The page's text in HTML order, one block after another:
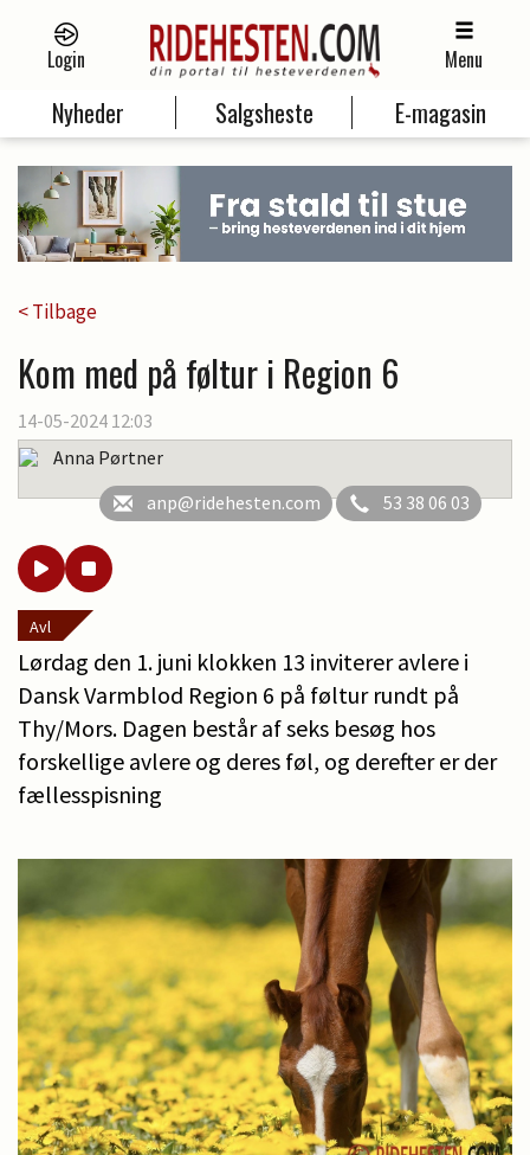
Login Menu
Nyheder Salgsheste E-magasin
< Tilbage
Kom med på føltur i Region 6
14-05-2024 12:03
Anna Pørtner
anp@ridehesten.com
53 38 06 03
Avl
Lørdag den 1. juni klokken 13 inviterer avlere i
Dansk Varmblod Region 6 på føltur rundt på
Thy/Mors. Dagen består af seks besøg hos
forskellige avlere og deres føl, og derefter er der
fællesspisning